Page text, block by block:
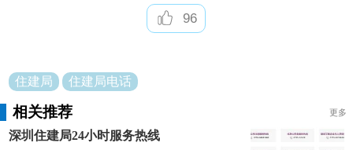
办理地点：深圳市福田区国际创新中心F座3层(深
南大道1006)号福田区行政服务大厅综合窗口
办公电话：0755-82978001
96
住建局 住建局电话
相关推荐 更多
深圳住建局24小时服务热线